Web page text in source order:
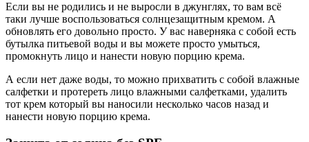
Если вы не родились и не выросли в джунглях, то вам всё
таки лучше воспользоваться солнцезащитным кремом. А
обновлять его довольно просто. У вас наверняка с собой есть
бутылка питьевой воды и вы можете просто умыться,
промокнуть лицо и нанести новую порцию крема.
А если нет даже воды, то можно прихватить с собой влажные
салфетки и протереть лицо влажными салфетками, удалить
тот крем который вы наносили несколько часов назад и
нанести новую порцию крема.